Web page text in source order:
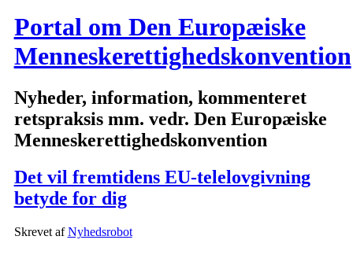
Portal om Den Europæiske
Menneskerettighedskonvention
Nyheder, information, kommenteret
retspraksis mm. vedr. Den Europæiske
Menneskerettighedskonvention
Det vil fremtidens EU-telelovgivning
betyde for dig
Skrevet afNyhedsrobot